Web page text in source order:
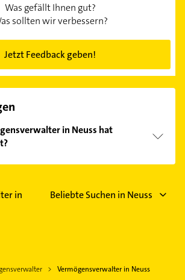
Was gefällt Ihnen gut?
sollten wir verbessern?
Jetzt Feedback geben!
in Neuss hat
finden Sie alleÖffnungszeiten.
können.
in
Beliebte Suchen in Neuss
Vermögensverwalter in Neuss